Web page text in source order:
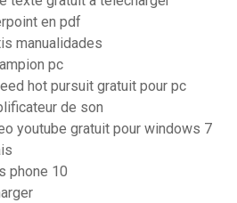
en pdf
manualidades
pc
hot pursuit gratuit pour pc
de son
youtube gratuit pour windows 7
phone 10